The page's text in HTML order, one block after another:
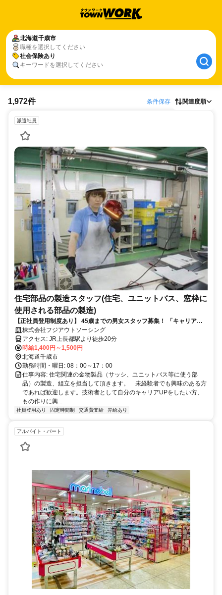
北海道千歳市
職種を選択してください
社会保険あり
キーワードを選択してください
1,972件 条件保存 関連度順
派遣社員
住宅部品の製造スタッフ(住宅、ユニットバス、窓枠に
使用される部品の製造)
【正社員登用制度あり】 45歳までの男女スタッフ募集！ 「キャリアア
ップを目指したい」「製造業の技術・スキル・知識を基礎から身につけ
たい」という方におすすめのお仕事です。 未経験の方も安心してスター
トできる充実した研修制度をご用意。基礎から丁寧に学べる環境で、着
実にスキルアップを目指せます。 さらに、福利厚生も充実。安定した環
境で働きながら、理想のキャリアを築いてみませんか？ あなたのチャレ
ンジをお待ちしています！
株式会社フジアウトソーシング
アクセス: JR上長都駅より徒歩20分
時給1,400円～1,500円
北海道千歳市
勤務時間・曜日: 08：00～17：00
仕事内容: 住宅関連の金物製品（サッシ、ユニットバス等に使う部
品）の製造、組立を担当して頂きます。 未経験者でも興味のある方
であれば歓迎します。技術者として自分のキャリアUPをしたい方、
もの作りに興...
社員登用あり 固定時間制 交通費支給 昇給あり
アルバイト・パート